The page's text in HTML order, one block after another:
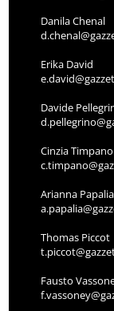
Danila Chenal
Erika David
Davide
Cinzia Timpano
Arianna Papalia
Thomas Piccot
Fausto